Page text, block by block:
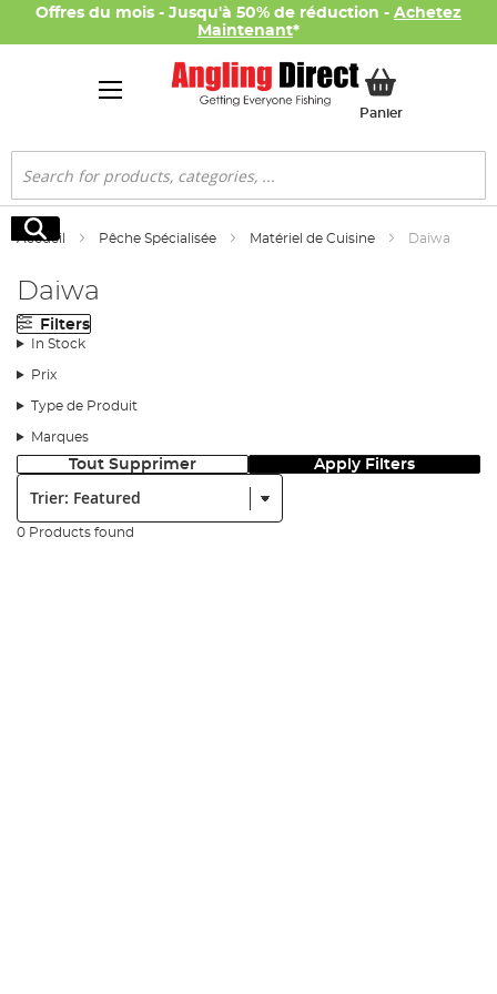
Offres du mois - Jusqu'à 50% de réduction - Achetez
Maintenant*
PanierMon panier
Rechercher
Rechercher
Accueil Pêche Spécialisée Matériel de Cuisine Daiwa
Daiwa
Filters
In Stock
Prix
Type de Produit
Marques
Tout Supprimer Apply Filters
0 Products found